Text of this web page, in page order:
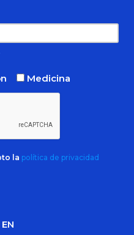
Medicina
la política de privacidad